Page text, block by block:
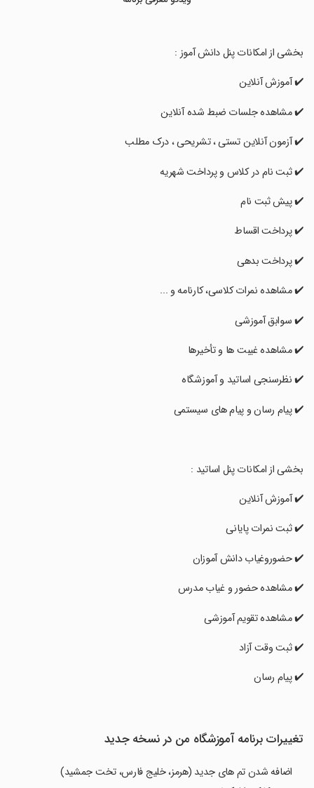
‏بخشی از امکانات پنل دانش آموز :
‏✔️ آموزش آنلاین
‏✔️ مشاهده جلسات ضبط شده آنلاین
‏✔️ آزمون آنلاین تستی ، تشریحی ، درک مطلب
‏✔️ ثبت نام در کلاس و پرداخت شهریه
‏✔️ پیش ثبت نام
‏✔️ پرداخت اقساط
‏✔️ پرداخت بدهی
‏✔️ مشاهده نمرات کلاسی، کارنامه و ...
‏✔️ سوابق آموزشی
‏✔️ مشاهده غیبت ها و تأخیرها
‏✔️ نظرسنجی اساتید و آموزشگاه
‏✔️ پیام رسان و پیام های سیستمی
‏بخشی از امکانات پنل اساتید :
‏✔️ آموزش آنلاین
‏✔️ ثبت نمرات پایانی
‏✔️ حضوروغیاب دانش آموزان
‏✔️ مشاهده حضور و غیاب مدرس
‏✔️ مشاهده تقویم آموزشی
‏✔️ ثبت وقت آزاد
‏✔️ پیام رسان
تغییرات برنامه آموزشگاه من در نسخه جدید
اضافه شدن تم های جدید (هرمز، خلیج فارس، تخت جمشید)